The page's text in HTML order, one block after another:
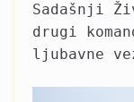
Sadašnji
drugi
ljubavne